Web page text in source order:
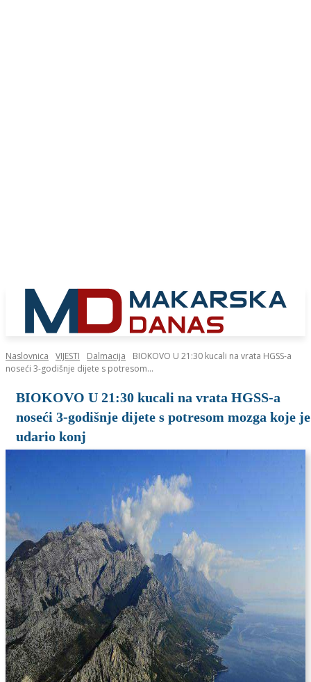
Naslovnica VIJESTI Dalmacija
BIOKOVO U 21:30 kucali na vrata HGSS-a
noseći 3-godišnje dijete s potresom...
BIOKOVO U 21:30 kucali na vrata HGSS-a
noseći 3-godišnje dijete s potresom mozga koje je
udario konj